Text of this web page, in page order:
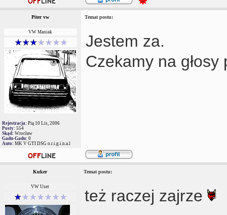
Piter vw Temat postu:
VW Maniak
Rejestracja: Pią 10 Lis, 2006
Posty: 554
Skąd: Wrocław
Gadu-Gadu: 0
Auto: MK V GTI DSG o.r.i.g.i.n.a.l
Jestem za.
Czekamy na
Kuker Temat postu:
VW User też raczej zajrze